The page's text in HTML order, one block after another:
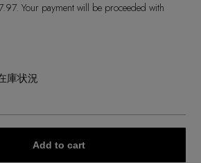
ェストポーチ
ェア
Your payment will be proceeded with
庫状況
Add to cart